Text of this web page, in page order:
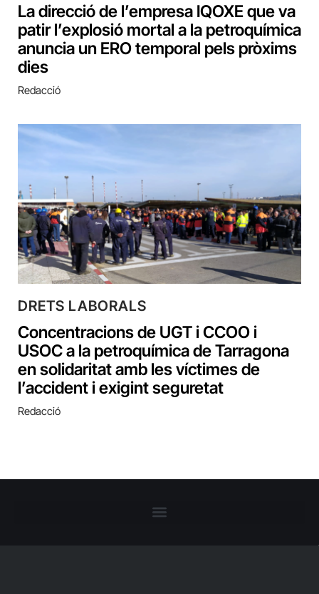
La direcció de l’empresa IQOXE que va
patir l’explosió mortal a la petroquímica
anuncia un ERO temporal pels pròxims
dies
Redacció
DRETS LABORALS
Concentracions de UGT i CCOO i
USOC a la petroquímica de Tarragona
en solidaritat amb les víctimes de
l’accident i exigint seguretat
Redacció